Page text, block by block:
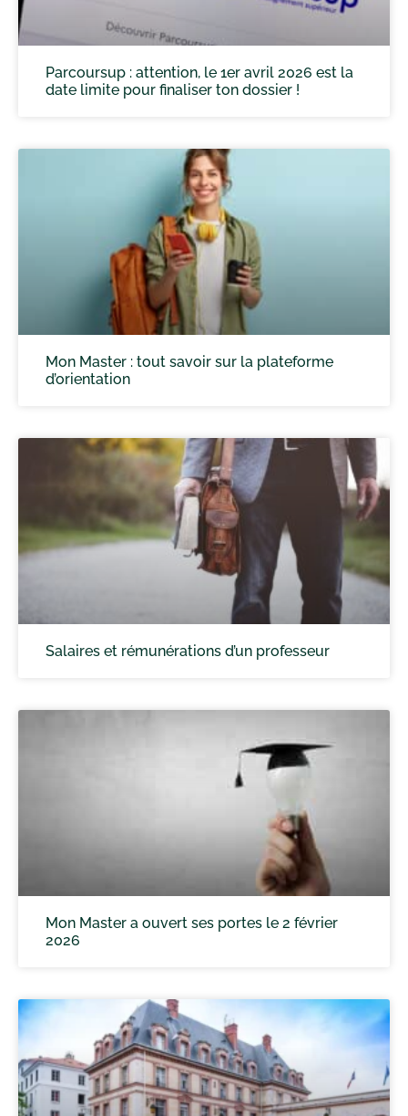
Parcoursup : attention, le 1er avril 2026 est la
date limite pour finaliser ton dossier !
Mon Master : tout savoir sur la plateforme
d’orientation
Salaires et rémunérations d’un professeur
Mon Master a ouvert ses portes le 2 février
2026